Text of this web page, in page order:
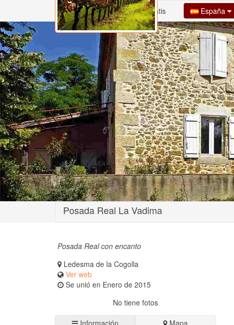
Inicio Alta Casa Gratis España
Posada Real La Vadima
Posada Real con encanto
Ledesma de la Cogolla
Ver web
Se unió en Enero de 2015
No tiene fotos
Información
Mapa